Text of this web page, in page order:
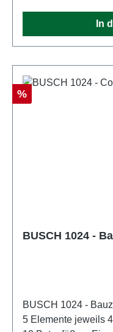
In
Rabatt
%
BUSCH 1024 -
BUSCH 1024 -
5 Elemente jeweils